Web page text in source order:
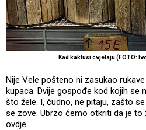
Kad kaktusi cvjetaju (FOTO:
Nije Vele pošteno ni zasukao
kupaca. Dvije gospođe kod kojih se
što žele. I, čudno, ne pitaju, zašto
se zove. Ubrzo ćemo otkriti da je
ovdje.